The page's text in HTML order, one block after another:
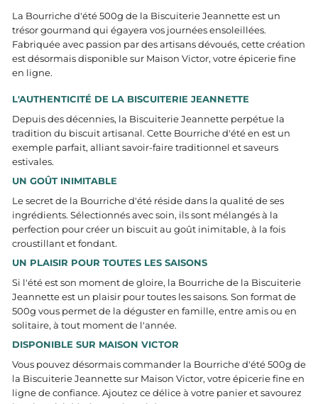
La Bourriche d'été 500g de la Biscuiterie Jeannette est un
trésor gourmand qui égayera vos journées ensoleillées.
Fabriquée avec passion par des artisans dévoués, cette création
est désormais disponible sur Maison Victor, votre épicerie fine
en ligne.
L'AUTHENTICITÉ DE LA BISCUITERIE JEANNETTE
Depuis des décennies, la Biscuiterie Jeannette perpétue la
tradition du biscuit artisanal. Cette Bourriche d'été en est un
exemple parfait, alliant savoir-faire traditionnel et saveurs
estivales.
UN GOÛT INIMITABLE
Le secret de la Bourriche d'été réside dans la qualité de ses
ingrédients. Sélectionnés avec soin, ils sont mélangés à la
perfection pour créer un biscuit au goût inimitable, à la fois
croustillant et fondant.
UN PLAISIR POUR TOUTES LES SAISONS
Si l'été est son moment de gloire, la Bourriche de la Biscuiterie
Jeannette est un plaisir pour toutes les saisons. Son format de
500g vous permet de la déguster en famille, entre amis ou en
solitaire, à tout moment de l'année.
DISPONIBLE SUR MAISON VICTOR
Vous pouvez désormais commander la Bourriche d'été 500g de
la Biscuiterie Jeannette sur Maison Victor, votre épicerie fine en
ligne de confiance. Ajoutez ce délice à votre panier et savourez